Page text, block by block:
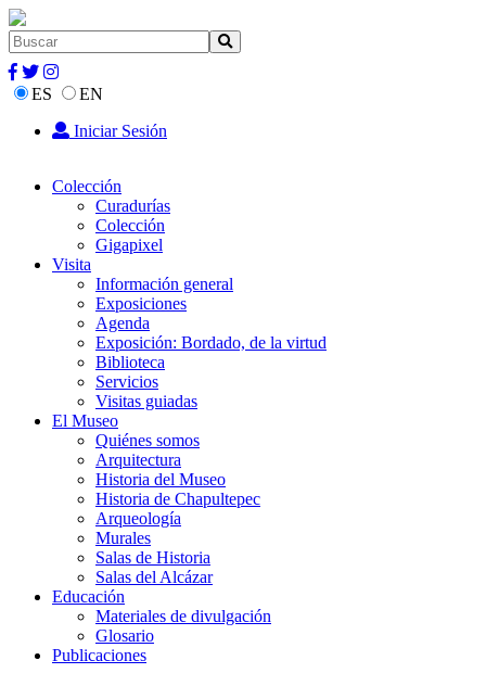
ES
EN
Iniciar Sesión
Colección
Curadurías
Colección
Gigapixel
Visita
Información general
Exposiciones
Agenda
Exposición: Bordado, de la virtud
Biblioteca
Servicios
Visitas guiadas
El Museo
Quiénes somos
Arquitectura
Historia del Museo
Historia de Chapultepec
Arqueología
Murales
Salas de Historia
Salas del Alcázar
Educación
Materiales de divulgación
Glosario
Publicaciones